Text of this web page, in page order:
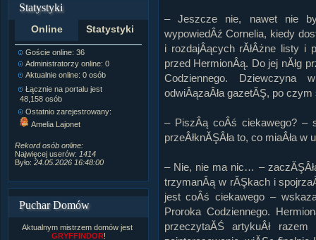
Statystyki
Online Statystyki
Goście online: 36
Administratorzy online: 0
Aktualnie online: 0 osób
Łącznie na portalu jest
48,158 osób
Ostatnio zarejestrowany:
Amelia Lajonet
Rekord osób online:
Najwięcej userów: 1414
Było: 24.05.2026 16:48:00
Napisanych artykułów:1,087
Dodanych newsów:10,564
Zdjęć w galerii:21,490
Tematów na forum:3,921
Postów na forum:319,637
Rozdanych pochwał:3,327
Wlepionych ostrzeżeń:4,170
Puchar Domów
Aktualnym mistrzem domów jest
GRYFFINDOR!
– Jeszcze nie, nawet nie
wypowiedÂź Cornelia, kiedy
i rozdajÂących rĂłÂżne listy i
przed HermionÂą. Do jej nĂłg
Codziennego. Dziewczyna
odwiÂązaÂła gazetĂŞ, po
– PiszÂą coÂś ciekawego? –
przeÂłknĂŞÂła to, co miaÂła w
– Nie, nie ma nic… –
trzymanÂą w rĂŞkach i
jest coÂś ciekawego –
Proroka Codziennego.
przeczytaĂŚ artykuÂł